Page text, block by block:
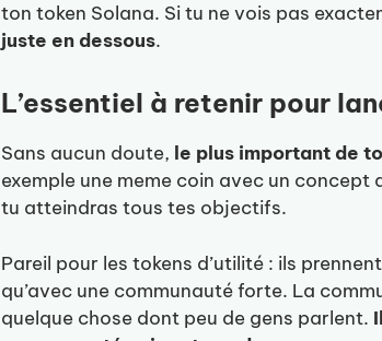
ton token Solana. Si tu ne vois pas
juste en dessous.
L’essentiel à retenir pour
Sans aucun doute, le plus important de
exemple une meme coin avec un
tu atteindras tous tes objectifs.
Pareil pour les tokens d’utilité : ils
qu’avec une communauté forte. La
quelque chose dont peu de gens parlent.